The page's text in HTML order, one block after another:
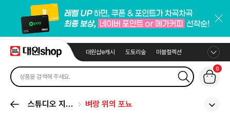
대원샵e캐시 도토리숲 마블컬렉션
0
스튜디오 지브
벼랑 위의 포뇨